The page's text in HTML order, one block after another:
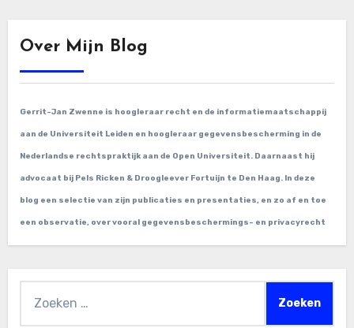
Over Mijn Blog
Gerrit-Jan Zwenne is hoogleraar recht en de informatiemaatschappij
aan de Universiteit Leiden en hoogleraar gegevensbescherming in de
Nederlandse rechtspraktijk aan de Open Universiteit. Daarnaast hij
advocaat bij Pels Ricken & Droogleever Fortuijn te Den Haag. In deze
blog een selectie van zijn publicaties en presentaties, en zo af en toe
een observatie, over vooral gegevensbeschermings- en privacyrecht